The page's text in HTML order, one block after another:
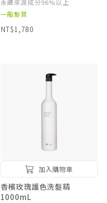
永續來源成分96%以上
一般髮質
NT$1,780
加入購物車
香檳玫瑰護色洗髮精
1000mL